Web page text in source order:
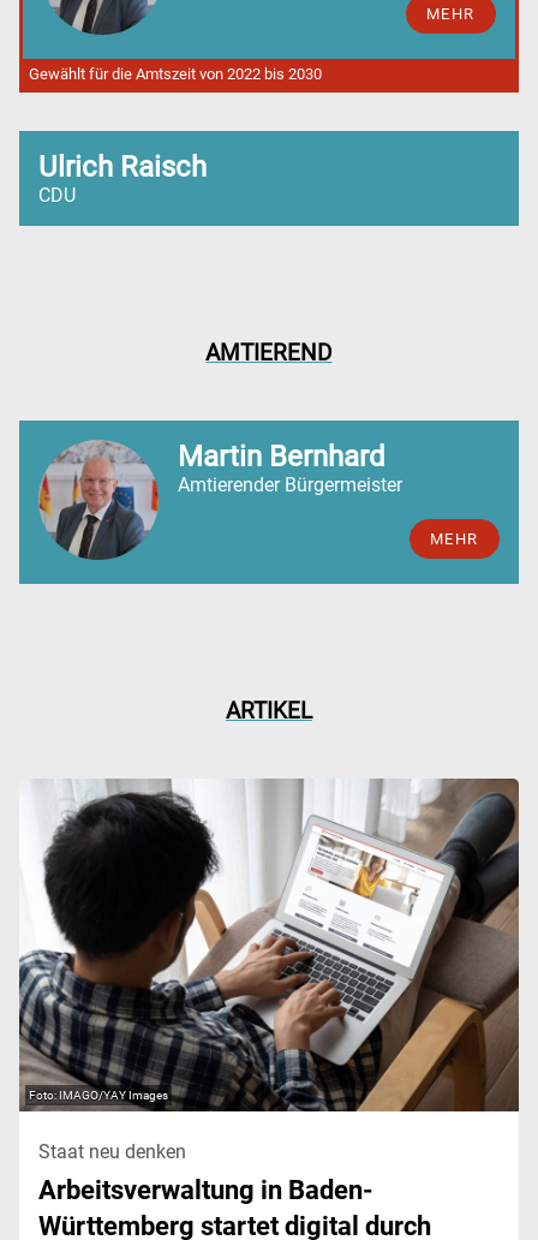
AMTIEREND
Martin Bernhard
Amtierender Bürgermeister
MEHR
MEHR
Gewählt für die Amtszeit von 2022 bis 2030
Ulrich Raisch
CDU
ARTIKEL
IMAGO/YAY Images
Staat neu denken
Arbeitsverwaltung in Baden-
Württemberg startet digital durch